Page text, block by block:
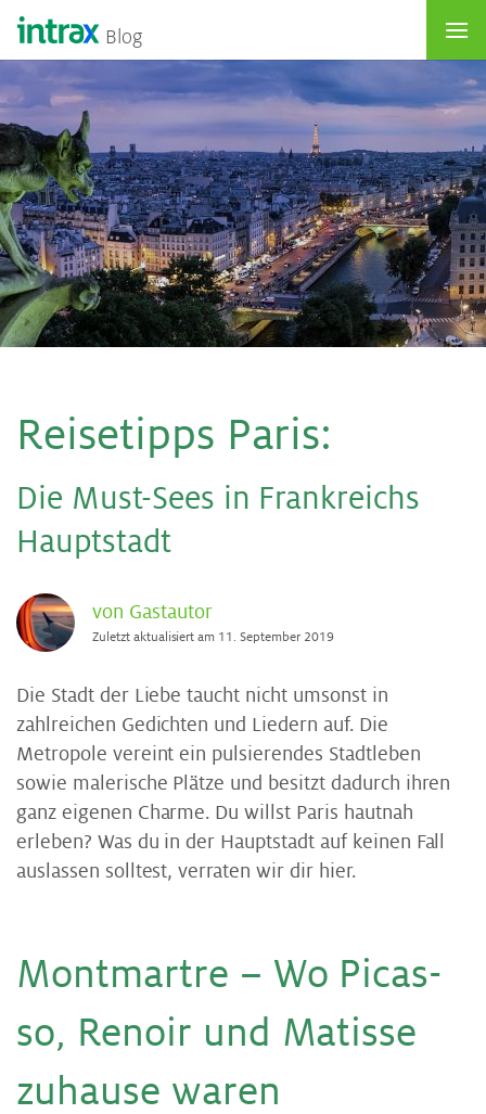
Blog
Rei­se­tipps Pa­ris:
Die Must-Sees in Frank­reichs
Haupt­stadt
von Gastautor
Zuletzt aktualisiert am 11. September 2019
Die Stadt der Liebe taucht nicht umsonst in
zahlreichen Gedichten und Liedern auf. Die
Metropole vereint ein pulsierendes Stadtleben
sowie malerische Plätze und besitzt dadurch ihren
ganz eigenen Charme. Du willst Paris hautnah
erleben? Was du in der Hauptstadt auf keinen Fall
auslassen solltest, verraten wir dir hier.
Mont­mart­re – Wo Pi­cas­
so, Re­noir und Ma­tis­se
zu­hau­se wa­ren